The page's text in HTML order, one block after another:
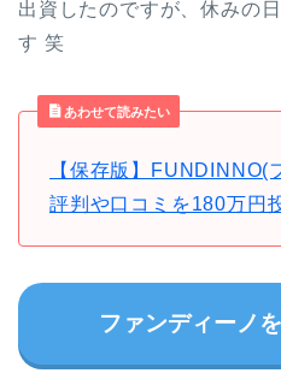
出資したのですが、休みの
す 笑
あわせて読みたい
【保存版】FUNDINNO(
評判や口コミを180万円
ファンディーノ